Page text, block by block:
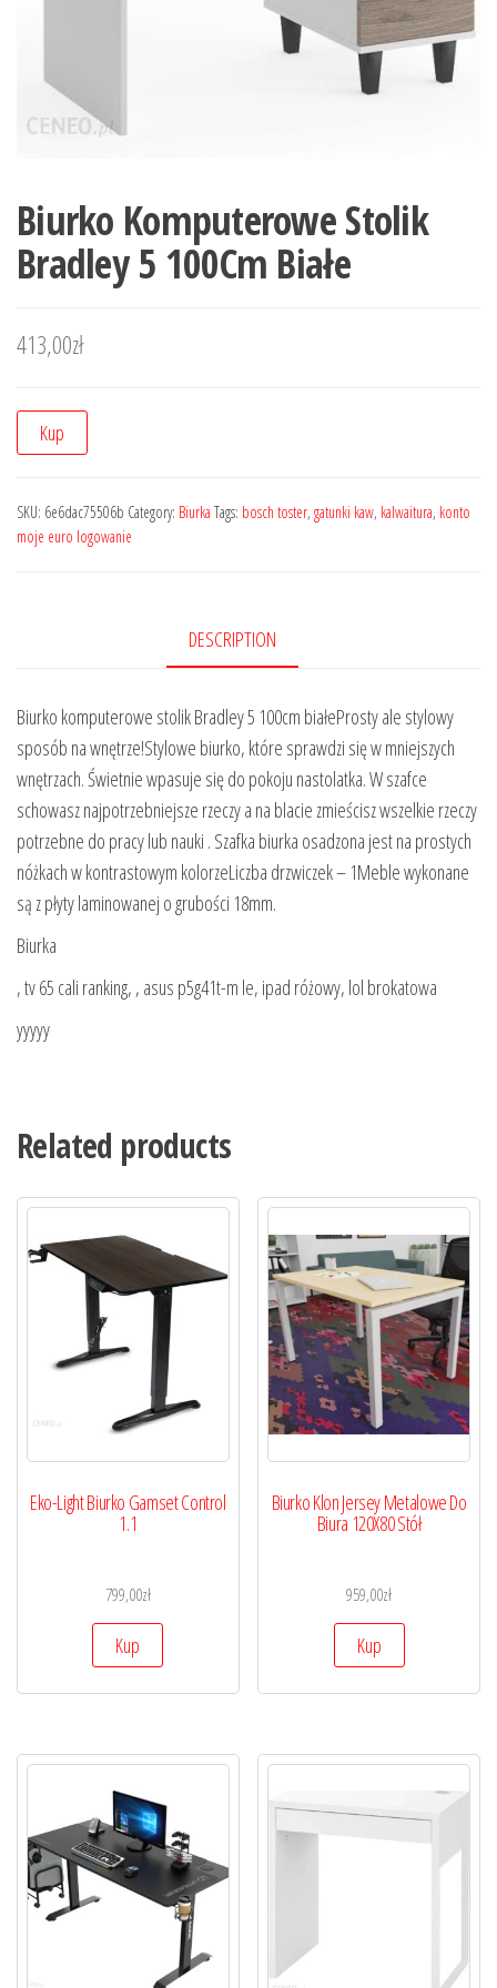
Biurko Komputerowe Stolik
Bradley 5 100Cm Białe
413,00zł
Kup
SKU: 6e6dac75506b Category: Biurka Tags: bosch toster, gatunki kaw, kalwaitura, konto
moje euro logowanie
DESCRIPTION
Biurko komputerowe stolik Bradley 5 100cm białeProsty ale stylowy
sposób na wnętrze!Stylowe biurko, które sprawdzi się w mniejszych
wnętrzach. Świetnie wpasuje się do pokoju nastolatka. W szafce
schowasz najpotrzebniejsze rzeczy a na blacie zmieścisz wszelkie rzeczy
potrzebne do pracy lub nauki . Szafka biurka osadzona jest na prostych
nóżkach w kontrastowym kolorzeLiczba drzwiczek – 1Meble wykonane
są z płyty laminowanej o grubości 18mm.
Biurka
, tv 65 cali ranking, , asus p5g41t-m le, ipad różowy, lol brokatowa
yyyyy
Related products
Eko-Light Biurko Gamset Control
1.1
799,00zł
Kup
Biurko Klon Jersey Metalowe Do
Biura 120X80 Stół
959,00zł
Kup